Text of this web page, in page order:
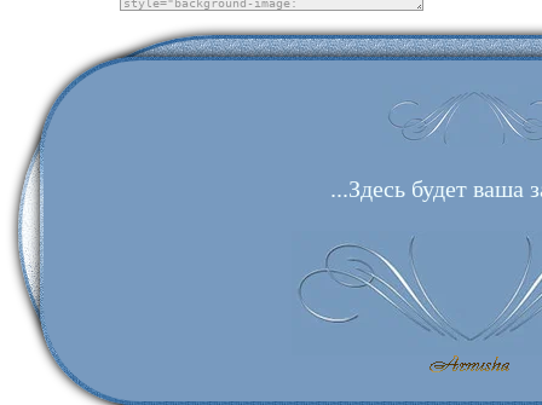
...Здесь будет ваша